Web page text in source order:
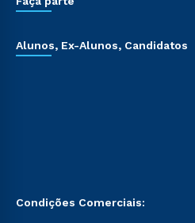
Alunos, Ex-Alunos, Candidatos
Condições Comerciais: